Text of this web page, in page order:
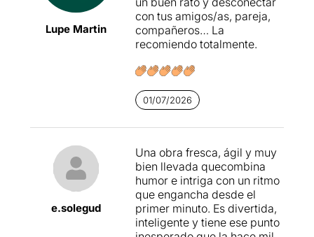
Lupe Martin
con tus amigos/as, pareja,
compañeros… La
recomiendo totalmente.
01/07/2026
e.solegud
Una obra fresca, ágil y muy
bien llevada quecombina
humor e intriga con un ritmo
que engancha desde el
primer minuto. Es divertida,
inteligente y tiene ese punto